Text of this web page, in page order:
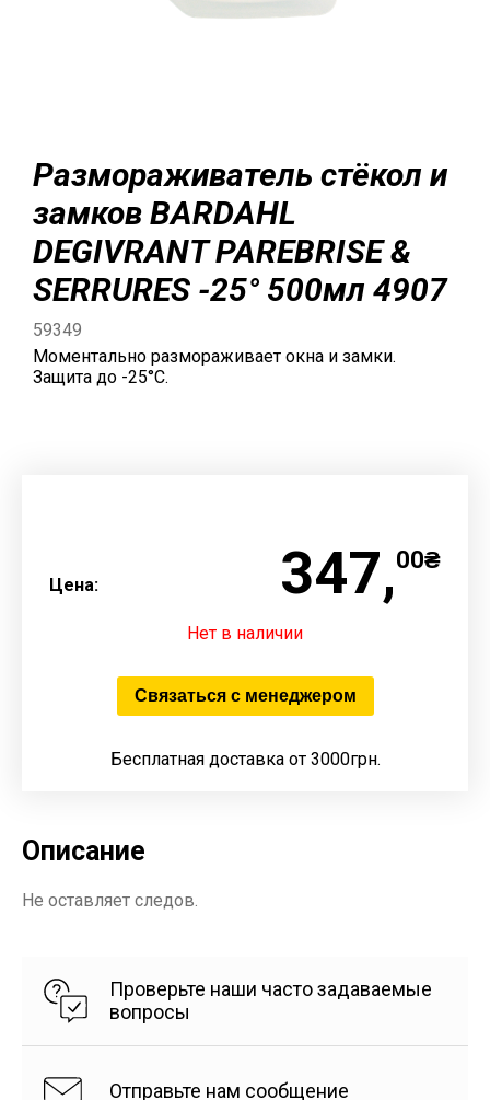
Размораживатель стёкол и
замков BARDAHL
DEGIVRANT PAREBRISE &
SERRURES -25° 500мл 4907
59349
Моментально размораживает окна и замки.
Защита до -25°C.
Цена: 347,00₴
Нет в наличии
Связаться с менеджером
Бесплатная доставка от 3000грн.
Описание
Не оставляет следов.
Проверьте наши часто задаваемые
вопросы
Отправьте нам сообщение